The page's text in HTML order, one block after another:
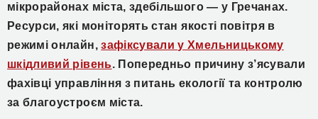
мікрорайонах міста, здебільшого — у Гречанах.
Ресурси, які моніторять стан якості повітря в
режимі онлайн,зафіксували у Хмельницькому
шкідливий рівень. Попередньо причину з’ясували
фахівці управління з питань екології та контролю
за благоустроєм міста.